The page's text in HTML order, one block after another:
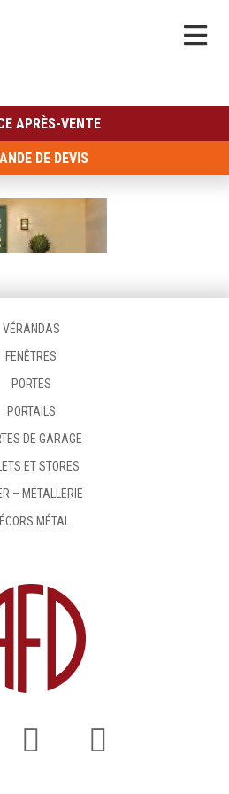
APRÈS-VENTE
DE DEVIS
VÉRANDAS
FENÊTRES
PORTES
PORTAILS
DE GARAGE
ET STORES
– MÉTALLERIE
MÉTAL